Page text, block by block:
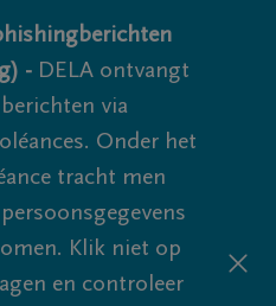
- DELA ontvangt
via
Onder het
tracht men
Klik niet op
en controleer